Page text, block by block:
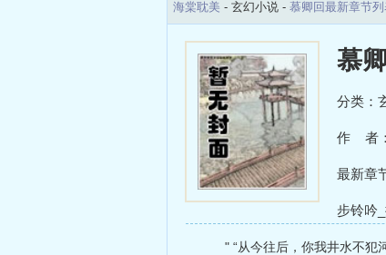
海棠耽美 - 玄幻小说 - 慕卿回最新章节列
慕
分类：
作 者
最新章
步铃吟
" “从今往后，你我井水不犯